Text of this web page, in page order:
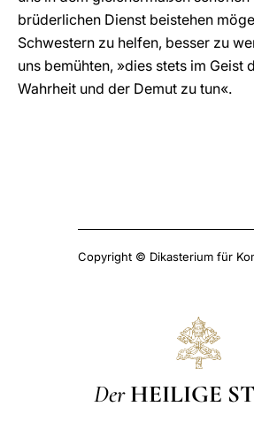
brüderlichen Dienst beistehen
Schwestern zu helfen, besser zu
uns bemühten, »dies stets im Geist
Wahrheit und der Demut zu tun«.
Copyright © Dikasterium für
Der HEILIGE